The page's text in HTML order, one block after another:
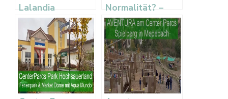
Lalandia
Sondervig
Normalität? –
Familienalltag,
Ausflüge und
Produkttests